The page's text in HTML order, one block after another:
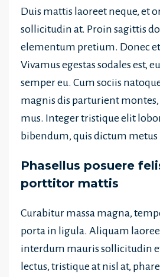
Duis mattis laoreet neque, et
sollicitudin at. Proin sagittis
elementum pretium. Donec
Vivamus egestas sodales est,
semper eu. Cum sociis
magnis dis parturient
mus. Integer tristique elit
bibendum, quis dictum metus
Phasellus posuere
porttitor mattis
Curabitur massa magna,
porta in ligula. Aliquam
interdum mauris sollicitudin
lectus, tristique at nisl at,